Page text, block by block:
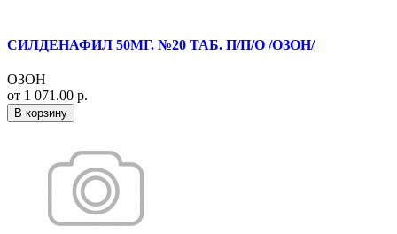
СИЛДЕНАФИЛ 50МГ. №20 ТАБ. П/П/О /ОЗОН/
ОЗОН
от 1 071.00 р.
В корзину